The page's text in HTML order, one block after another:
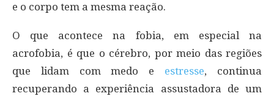
e o corpo tem a mesma reação.
O que acontece na fobia, em especial na
acrofobia, é que o cérebro, por meio das regiões
que lidam com medo e estresse, continua
recuperando a experiência assustadora de um